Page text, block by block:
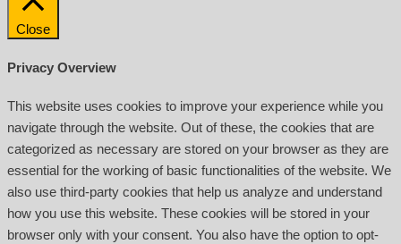
Close
Privacy Overview
This website uses cookies to improve your experience while you
navigate through the website. Out of these, the cookies that are
categorized as necessary are stored on your browser as they are
essential for the working of basic functionalities of the website. We
also use third-party cookies that help us analyze and understand
how you use this website. These cookies will be stored in your
browser only with your consent. You also have the option to opt-